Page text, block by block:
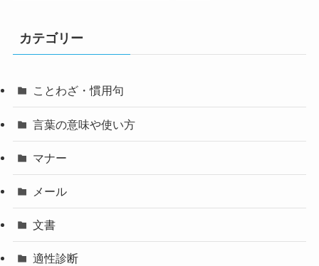
カテゴリー
ことわざ・慣用句
言葉の意味や使い方
マナー
メール
文書
適性診断